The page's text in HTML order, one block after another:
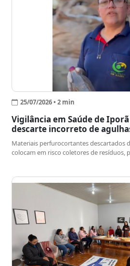
25/07/2026 • 2 min
Vigilância em Saúde de
descarte incorreto de
Materiais perfurocortantes descartados
colocam em risco coletores de resíduos,